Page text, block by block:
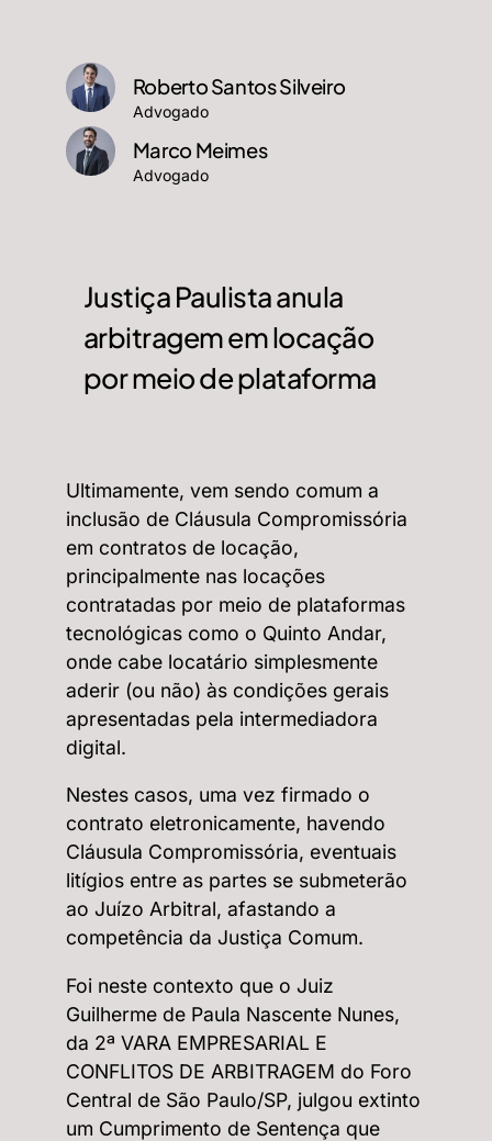
Roberto Santos Silveiro
Advogado
Marco Meimes
Advogado
Justiça Paulista anula
arbitragem em locação
por meio de plataforma
Ultimamente, vem sendo comum a
inclusão de Cláusula Compromissória
em contratos de locação,
principalmente nas locações
contratadas por meio de plataformas
tecnológicas como o Quinto Andar,
onde cabe locatário simplesmente
aderir (ou não) às condições gerais
apresentadas pela intermediadora
digital.
Nestes casos, uma vez firmado o
contrato eletronicamente, havendo
Cláusula Compromissória, eventuais
litígios entre as partes se submeterão
ao Juízo Arbitral, afastando a
competência da Justiça Comum.
Foi neste contexto que o Juiz
Guilherme de Paula Nascente Nunes,
da 2ª VARA EMPRESARIAL E
CONFLITOS DE ARBITRAGEM do Foro
Central de São Paulo/SP, julgou extinto
um Cumprimento de Sentença que